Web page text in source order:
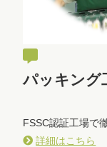
パッキング
FSSC認証工場で
詳細はこちら